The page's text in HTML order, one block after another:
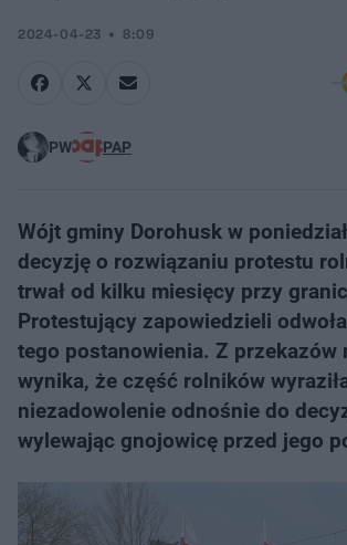
2024-04-23 8:09
PW PAP
Wójt gminy Dorohusk w
decyzję o rozwiązaniu protestu
trwał od kilku miesięcy przy
Protestujący zapowiedzieli
tego postanowienia. Z przekazów
wynika, że część rolników
niezadowolenie odnośnie do
wylewając gnojowicę przed jego